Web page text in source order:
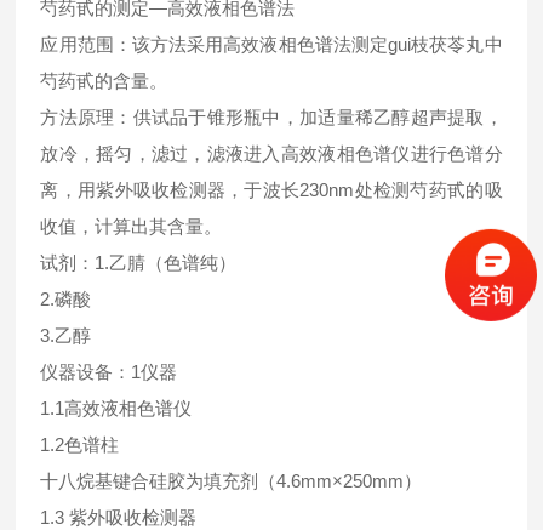
芍药甙的测定—高效液相色谱法
应用范围：该方法采用高效液相色谱法测定gui枝茯苓丸中
芍药甙的含量。
方法原理：供试品于锥形瓶中，加适量稀乙醇超声提取，
放冷，摇匀，滤过，滤液进入高效液相色谱仪进行色谱分
离，用紫外吸收检测器，于波长230nm处检测芍药甙的吸
收值，计算出其含量。
试剂：1.乙腈（色谱纯）
2.磷酸
3.乙醇
仪器设备：1仪器
1.1高效液相色谱仪
1.2色谱柱
十八烷基键合硅胶为填充剂（4.6mm×250mm）
1.3 紫外吸收检测器